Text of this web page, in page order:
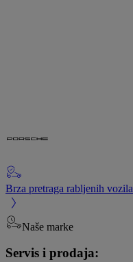
Brza pretraga rabljenih vozila
Naše marke
Servis i prodaja: